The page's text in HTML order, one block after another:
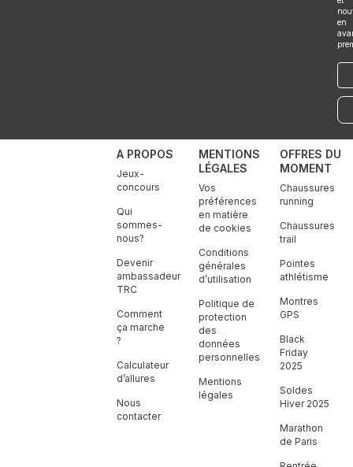
en
A PROPOS
Jeux-
concours
Qui
sommes-
nous?
Devenir
ambassadeur
TRC
Comment
ça marche
?
Calculateur
d’allures
Nous
contacter
MENTIONS
LÉGALES
Vos
préférences
en matière
de cookies
Conditions
générales
d’utilisation
Politique de
protection
des
données
personnelles
Mentions
légales
OFFRES DU
MOMENT
Chaussures
running
Chaussures
trail
Pointes
athlétisme
Montres
GPS
Black
Friday
2025
Soldes
Hiver 2025
Marathon
de Paris